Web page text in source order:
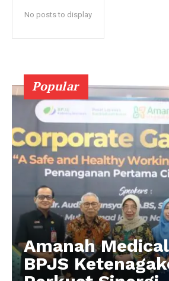
No posts to display
Popular
Amanah
BPJS